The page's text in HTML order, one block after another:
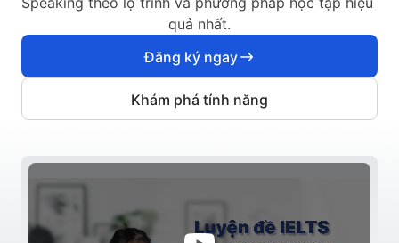
quả nhất.
Đăng ký ngay
Khám phá tính năng